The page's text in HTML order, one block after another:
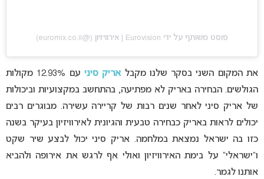
פוסט משותף על ידי ‏‎Eurovision | אירוויזיון‎‏ (@‏‎euromix.co.il‎‏)
את המקום השני בסקר שלנו מקבל אריק סיני
עם 12.93% מקולות
הגולשים. הבחירה באריק לא מפתיעה, בהתחשב במקצועיות וביכולות
של אריק סיני לאחר שנים רבות של קריירה עשירה. מבוגרים רבים
יכולים לראות באריק כבחירה טבעית והגיונית לאירוויזיון בעיקר בשנה
כזו בה ישראל נמצאת במלחמה. אריק סיני יכול לבצע שיר שקט
ו”ישראלי” על בימת האירוויזיון ואולי אף לרגש את אירופה ולהביא
אותנו לגמר.